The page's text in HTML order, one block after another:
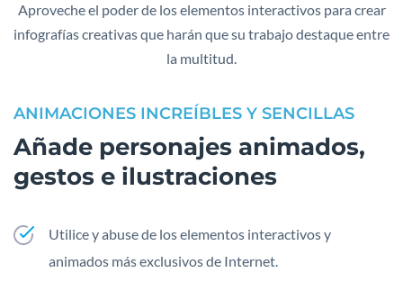
Aproveche el poder de los elementos interactivos para crear
infografías creativas que harán que su trabajo destaque entre
la multitud.
ANIMACIONES INCREÍBLES Y SENCILLAS
Añade personajes animados,
gestos e ilustraciones
Utilice y abuse de los elementos interactivos y
animados más exclusivos de Internet.